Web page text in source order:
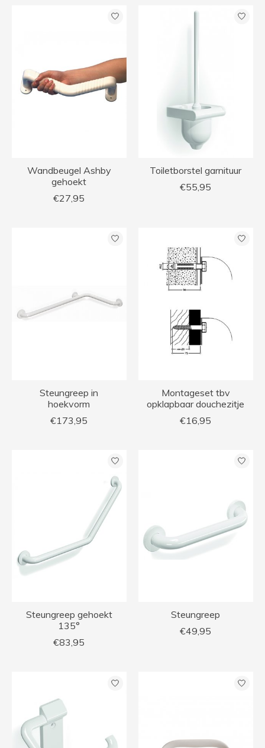
Wandbeugel Ashby
gehoekt
€27,95
Toiletborstel garnituur
€55,95
Steungreep in
hoekvorm
€173,95
Montageset tbv
opklapbaar douchezitje
€16,95
Steungreep gehoekt
135°
€83,95
Steungreep
€49,95